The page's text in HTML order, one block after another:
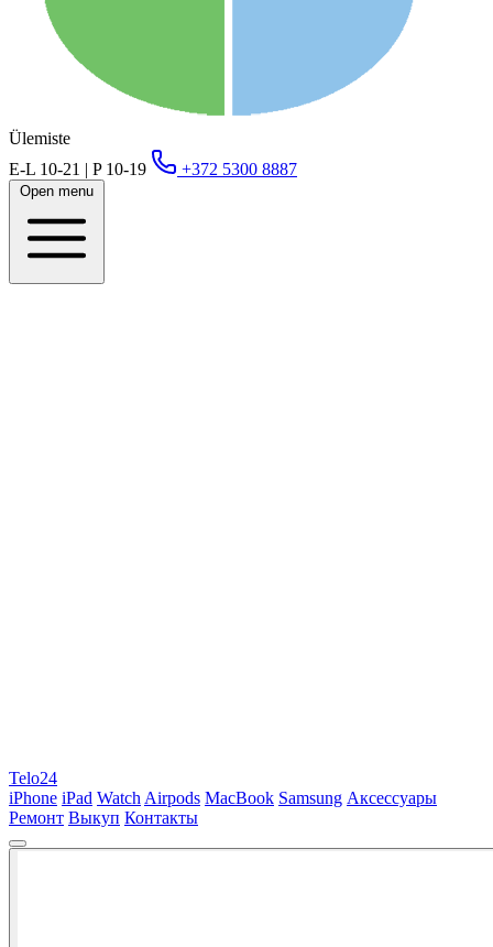
Ülemiste
E-L 10-21 | P 10-19
+372 5300 8887
Open menu
Telo24
iPhone iPad Watch Airpods MacBook Samsung Аксессуары
Ремонт Выкуп Контакты